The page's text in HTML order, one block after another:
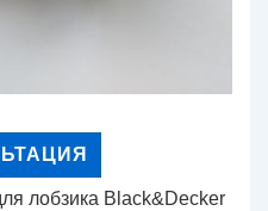
лобзика Black&Decker